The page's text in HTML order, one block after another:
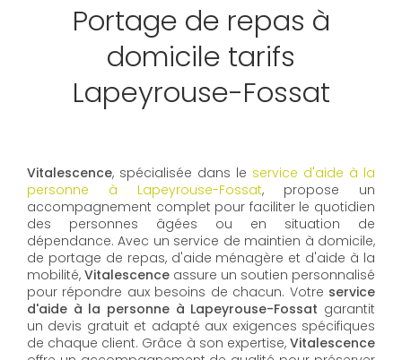
Portage de repas à
domicile tarifs
Lapeyrouse-Fossat
Vitalescence, spécialisée dans le service d'aide à la
personne à Lapeyrouse-Fossat, propose un
accompagnement complet pour faciliter le quotidien
des personnes âgées ou en situation de
dépendance. Avec un service de maintien à domicile,
de portage de repas, d'aide ménagère et d'aide à la
mobilité, Vitalescence assure un soutien personnalisé
pour répondre aux besoins de chacun. Votre service
d'aide à la personne à Lapeyrouse-Fossat garantit
un devis gratuit et adapté aux exigences spécifiques
de chaque client. Grâce à son expertise, Vitalescence